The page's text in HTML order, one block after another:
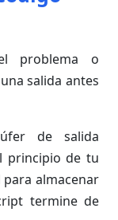
problema o
salida antes
de salida
principio de tu
para almacenar
termine de